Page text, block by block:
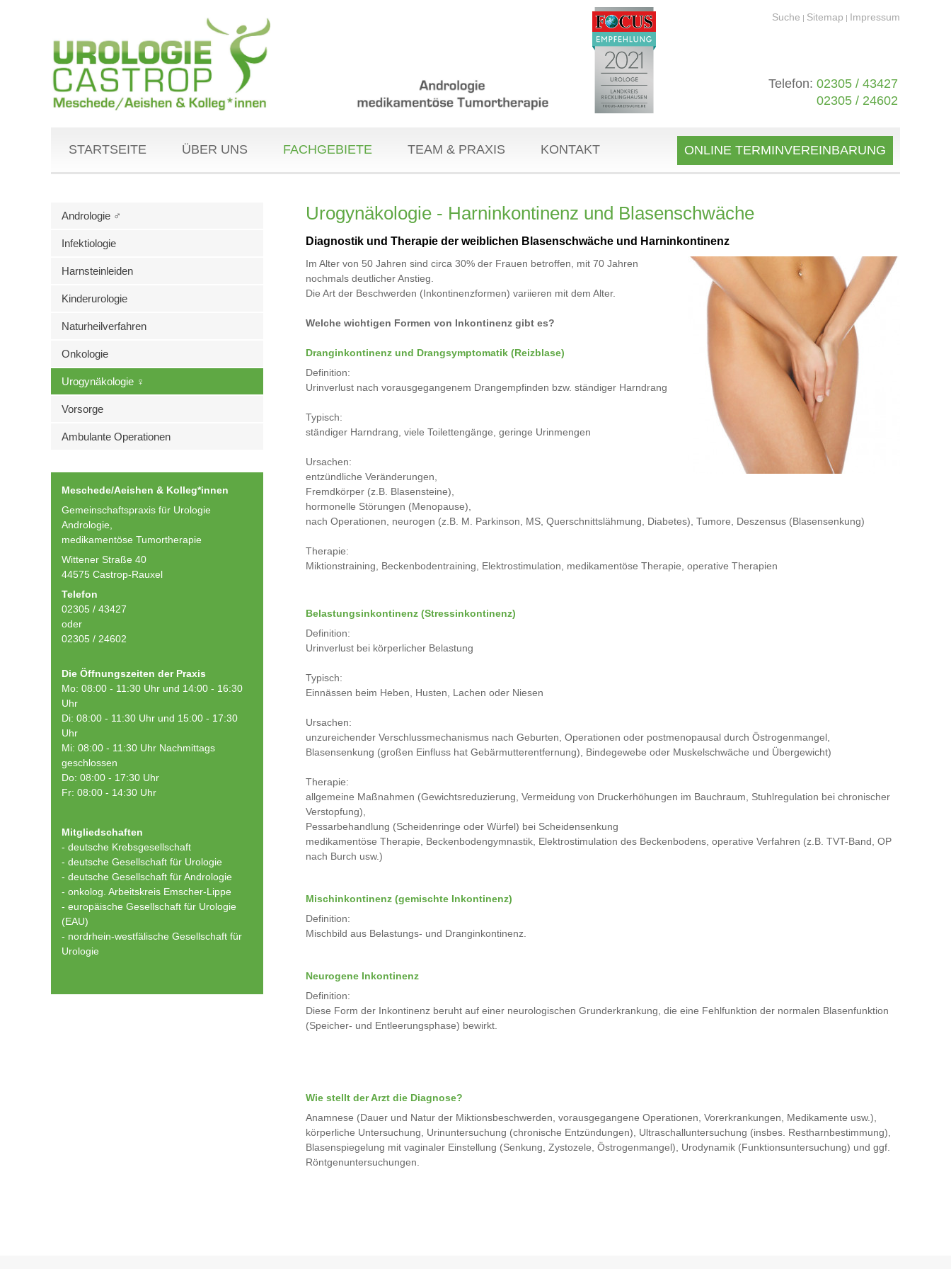
Suche | Sitemap | Impressum
Telefon: 02305 / 43427
02305 / 24602
STARTSEITE ÜBER UNS FACHGEBIETE TEAM & PRAXIS KONTAKT ONLINE TERMINVEREINBARUNG
Andrologie ♂
Infektiologie
Harnsteinleiden
Kinderurologie
Naturheilverfahren
Onkologie
Urogynäkologie ♀
Vorsorge
Ambulante Operationen
Meschede/Aeishen & Kolleg*innen
Gemeinschaftspraxis für Urologie
Andrologie,
medikamentöse Tumortherapie
Wittener Straße 40
44575 Castrop-Rauxel
Telefon
02305 / 43427
oder
02305 / 24602
Die Öffnungszeiten der Praxis
Mo: 08:00 - 11:30 Uhr und 14:00 - 16:30
Uhr
Di: 08:00 - 11:30 Uhr und 15:00 - 17:30
Uhr
Mi: 08:00 - 11:30 Uhr Nachmittags
geschlossen
Do: 08:00 - 17:30 Uhr
Fr: 08:00 - 14:30 Uhr
Mitgliedschaften
- deutsche Krebsgesellschaft
- deutsche Gesellschaft für Urologie
- deutsche Gesellschaft für Andrologie
- onkolog. Arbeitskreis Emscher-Lippe
- europäische Gesellschaft für Urologie
(EAU)
- nordrhein-westfälische Gesellschaft für
Urologie
Urogynäkologie - Harninkontinenz und Blasenschwäche
Diagnostik und Therapie der weiblichen Blasenschwäche und Harninkontinenz
Im Alter von 50 Jahren sind circa 30% der Frauen betroffen, mit 70 Jahren
nochmals deutlicher Anstieg.
Die Art der Beschwerden (Inkontinenzformen) variieren mit dem Alter.
Welche wichtigen Formen von Inkontinenz gibt es?
Dranginkontinenz und Drangsymptomatik (Reizblase)
Definition:
Urinverlust nach vorausgegangenem Drangempfinden bzw. ständiger Harndrang
Typisch:
ständiger Harndrang, viele Toilettengänge, geringe Urinmengen
Ursachen:
entzündliche Veränderungen,
Fremdkörper (z.B. Blasensteine),
hormonelle Störungen (Menopause),
nach Operationen, neurogen (z.B. M. Parkinson, MS, Querschnittslähmung, Diabetes), Tumore, Deszensus (Blasensenkung)
Therapie:
Miktionstraining, Beckenbodentraining, Elektrostimulation, medikamentöse Therapie, operative Therapien
Belastungsinkontinenz (Stressinkontinenz)
Definition:
Urinverlust bei körperlicher Belastung
Typisch:
Einnässen beim Heben, Husten, Lachen oder Niesen
Ursachen:
unzureichender Verschlussmechanismus nach Geburten, Operationen oder postmenopausal durch Östrogenmangel,
Blasensenkung (großen Einfluss hat Gebärmutterentfernung), Bindegewebe oder Muskelschwäche und Übergewicht)
Therapie:
allgemeine Maßnahmen (Gewichtsreduzierung, Vermeidung von Druckerhöhungen im Bauchraum, Stuhlregulation bei chronischer
Verstopfung),
Pessarbehandlung (Scheidenringe oder Würfel) bei Scheidensenkung
medikamentöse Therapie, Beckenbodengymnastik, Elektrostimulation des Beckenbodens, operative Verfahren (z.B. TVT-Band, OP
nach Burch usw.)
Mischinkontinenz (gemischte Inkontinenz)
Definition:
Mischbild aus Belastungs- und Dranginkontinenz.
Neurogene Inkontinenz
Definition:
Diese Form der Inkontinenz beruht auf einer neurologischen Grunderkrankung, die eine Fehlfunktion der normalen Blasenfunktion
(Speicher- und Entleerungsphase) bewirkt.
Wie stellt der Arzt die Diagnose?
Anamnese (Dauer und Natur der Miktionsbeschwerden, vorausgegangene Operationen, Vorerkrankungen, Medikamente usw.),
körperliche Untersuchung, Urinuntersuchung (chronische Entzündungen), Ultraschalluntersuchung (insbes. Restharnbestimmung),
Blasenspiegelung mit vaginaler Einstellung (Senkung, Zystozele, Östrogenmangel), Urodynamik (Funktionsuntersuchung) und ggf.
Röntgenuntersuchungen.